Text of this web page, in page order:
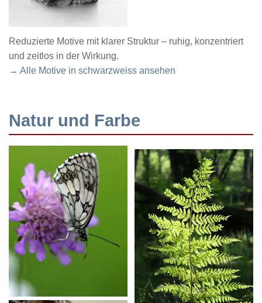
Reduzierte Motive mit klarer Struktur – ruhig, konzentriert
und zeitlos in der Wirkung.
→ Alle Motive in schwarzweiss ansehen
Natur und Farbe